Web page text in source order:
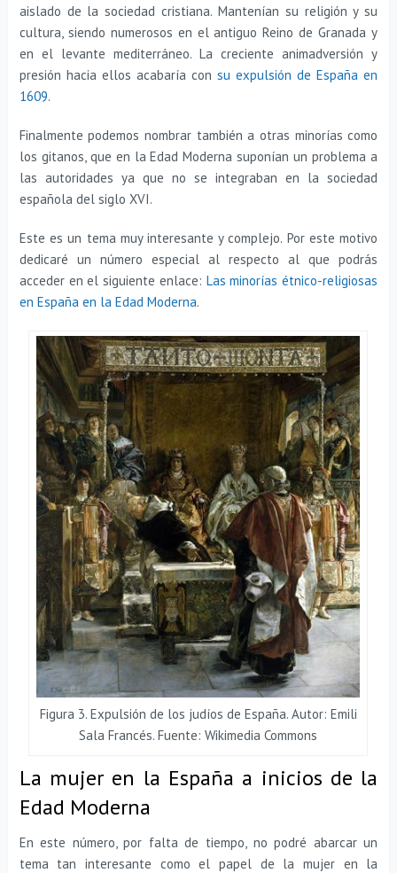
aislado de la sociedad cristiana. Mantenían su religión y su
cultura, siendo numerosos en el antiguo Reino de Granada y
en el levante mediterráneo. La creciente animadversión y
presión hacia ellos acabaría con su expulsión de España en
1609.
Finalmente podemos nombrar también a otras minorías como
los gitanos, que en la Edad Moderna suponían un problema a
las autoridades ya que no se integraban en la sociedad
española del siglo XVI.
Este es un tema muy interesante y complejo. Por este motivo
dedicaré un número especial al respecto al que podrás
acceder en el siguiente enlace: Las minorías étnico-religiosas
en España en la Edad Moderna.
Figura 3. Expulsión de los judíos de España. Autor: Emili
Sala Francés. Fuente: Wikimedia Commons
La mujer en la España a inicios de la
Edad Moderna
En este número, por falta de tiempo, no podré abarcar un
tema tan interesante como el papel de la mujer en la